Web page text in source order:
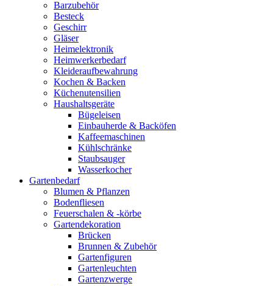
Barzubehör
Besteck
Geschirr
Gläser
Heimelektronik
Heimwerkerbedarf
Kleideraufbewahrung
Kochen & Backen
Küchenutensilien
Haushaltsgeräte
Bügeleisen
Einbauherde & Backöfen
Kaffeemaschinen
Kühlschränke
Staubsauger
Wasserkocher
Gartenbedarf
Blumen & Pflanzen
Bodenfliesen
Feuerschalen & -körbe
Gartendekoration
Brücken
Brunnen & Zubehör
Gartenfiguren
Gartenleuchten
Gartenzwerge